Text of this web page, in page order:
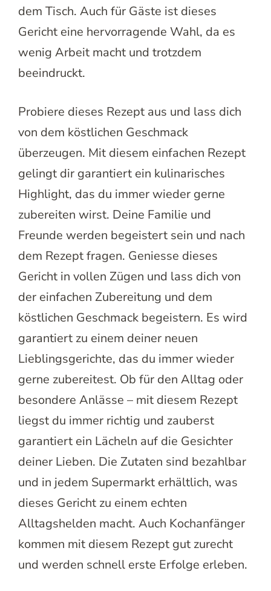
dem Tisch. Auch für Gäste ist dieses
Gericht eine hervorragende Wahl, da es
wenig Arbeit macht und trotzdem
beeindruckt.
Probiere dieses Rezept aus und lass dich
von dem köstlichen Geschmack
überzeugen. Mit diesem einfachen Rezept
gelingt dir garantiert ein kulinarisches
Highlight, das du immer wieder gerne
zubereiten wirst. Deine Familie und
Freunde werden begeistert sein und nach
dem Rezept fragen. Geniesse dieses
Gericht in vollen Zügen und lass dich von
der einfachen Zubereitung und dem
köstlichen Geschmack begeistern. Es wird
garantiert zu einem deiner neuen
Lieblingsgerichte, das du immer wieder
gerne zubereitest. Ob für den Alltag oder
besondere Anlässe – mit diesem Rezept
liegst du immer richtig und zauberst
garantiert ein Lächeln auf die Gesichter
deiner Lieben. Die Zutaten sind bezahlbar
und in jedem Supermarkt erhältlich, was
dieses Gericht zu einem echten
Alltagshelden macht. Auch Kochanfänger
kommen mit diesem Rezept gut zurecht
und werden schnell erste Erfolge erleben.